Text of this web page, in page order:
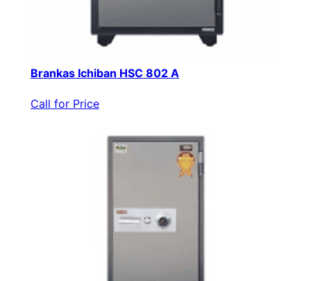
Brankas Ichiban HSC 802 A
Call for Price